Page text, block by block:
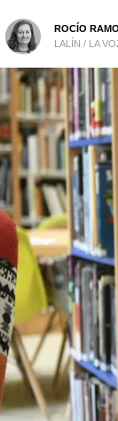
ROCÍO
LALÍN / LA